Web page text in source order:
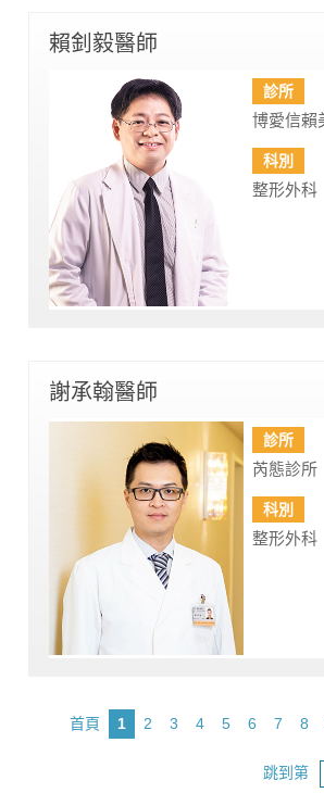
賴釗毅醫師
診所
博愛信賴
科別
整形外科
謝承翰醫師
診所
芮態診所
科別
整形外科
首頁 1 2 3 4 5 6 7 8
跳到第